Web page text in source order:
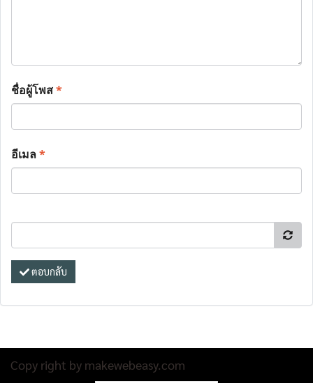
ชื่อผู้โพส*
อีเมล*
ตอบกลับ
Copy right by makewebeasy.com